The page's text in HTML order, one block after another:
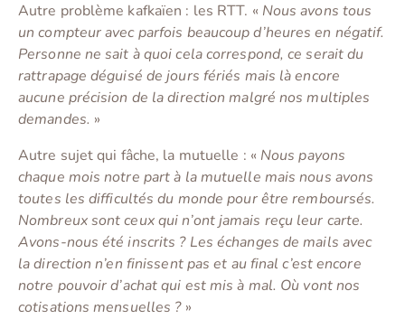
Autre problème kafkaïen : les RTT. « Nous avons tous
un compteur avec parfois beaucoup d’heures en négatif.
Personne ne sait à quoi cela correspond, ce serait du
rattrapage déguisé de jours fériés mais là encore
aucune précision de la direction malgré nos multiples
demandes. »
Autre sujet qui fâche, la mutuelle : « Nous payons
chaque mois notre part à la mutuelle mais nous avons
toutes les difficultés du monde pour être remboursés.
Nombreux sont ceux qui n’ont jamais reçu leur carte.
Avons-nous été inscrits ? Les échanges de mails avec
la direction n’en finissent pas et au final c’est encore
notre pouvoir d’achat qui est mis à mal. Où vont nos
cotisations mensuelles ?»